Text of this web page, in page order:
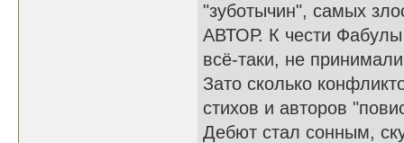
"зуботычин", самых
АВТОР. К чести Фабулы
всё-таки, не
Зато сколько
стихов и авторов
Дебют стал сонным,